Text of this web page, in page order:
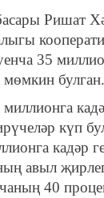
Ришат
35
булган.
күп
кадәр
авыл
40